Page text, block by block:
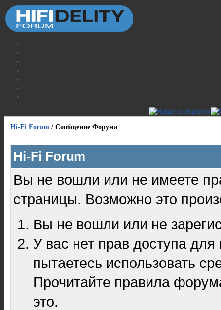
Hi-Fi Forum / Сообщение Форума
Hi-Fi Forum
Вы не вошли или не имеете
страницы. Возможно это
Вы не вошли или не
У вас нет прав доступа
пытаетесь использовать
Прочитайте правила
это.